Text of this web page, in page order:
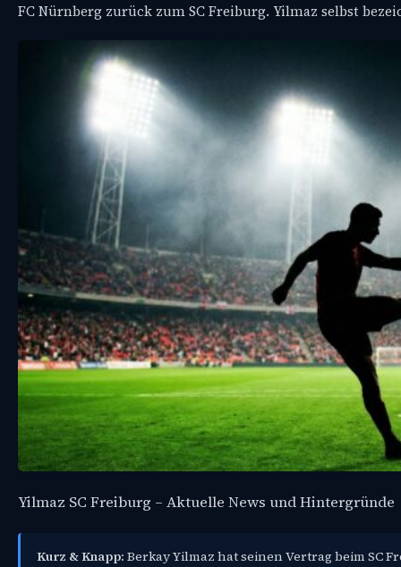
FC Nürnberg zurück zum SC Freiburg. Yilmaz selbst
Yilmaz SC Freiburg – Aktuelle News und Hintergründe
Kurz & Knapp: Berkay Yilmaz hat seinen Vertrag beim SC